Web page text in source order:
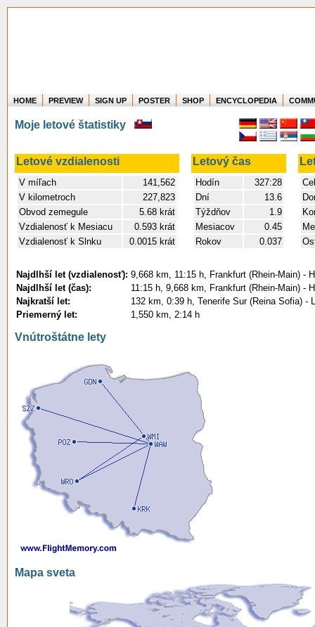
Where in the world have you flown?
How long have you been in the air?
Create your own FlightMemory and see!
HOME PREVIEW SIGN UP POSTER SHOP ENCYCLOPEDIA
Moje letové štatistiky
Letové vzdialenosti Letový čas
V míľach
141,562
V kilometroch
227,823
Obvod zemegule
5.68 krát
Vzdialenosť k Mesiacu
0.593 krát
Vzdialenosť k Slnku
0.0015 krát
Hodín
327:28
Dní
13.6
Týždňov
1.9
Mesiacov
0.45
Rokov
0.037
Najdlhší let (vzdialenosť): 9,668 km, 11:15 h, Frankfurt (Rhein-Main) -
Najdlhší let (čas):
11:15 h, 9,668 km, Frankfurt (Rhein-Main) -
Najkratší let:
132 km, 0:39 h, Tenerife Sur (Reina Sofia) -
Priemerný let:
1,550 km, 2:14 h
Vnútroštátne lety
Mapa sveta